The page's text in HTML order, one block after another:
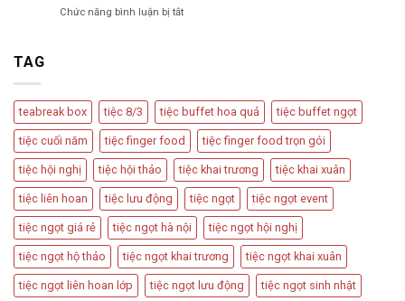
Ngọt
Trà
Kế
Bàn
Tiệc
Hấp
Dẫn
Chức năng bình luận bị tắtở
Dùng
Trong
Các
Sự
Kiện
Quan
Trọng
TAG
teabreak box tiệc 8/3 tiệc buffet hoa quả tiệc buffet ngọt
tiệc cuối năm tiệc finger food tiệc finger food trọn gói
tiệc hội nghị tiệc hội thảo tiệc khai trương tiệc khai xuân
tiệc liên hoan tiệc lưu động tiệc ngọt tiệc ngọt event
tiệc ngọt giá rẻ tiệc ngọt hà nội tiệc ngọt hội nghị
tiệc ngọt hộ thảo tiệc ngọt khai trương tiệc ngọt khai xuân
tiệc ngọt liên hoan lớp tiệc ngọt lưu động tiệc ngọt sinh nhật